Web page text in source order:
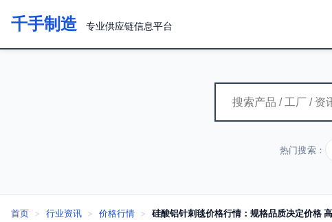
千手制造 专业供应链信息平台
热门搜索：
首页 > 行业资讯 > 价格行情 > 硅酸铝针刺毯价格行情：规格品质决定价格